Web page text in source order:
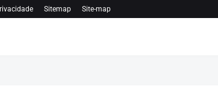
Sitemap Site-map